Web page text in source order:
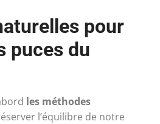
pour
puces du
les méthodes
l’équilibre de notre